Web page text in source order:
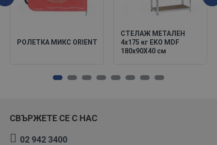
РОЛЕТКА МИКС ORIENT
СТЕЛАЖ МЕТАЛЕН
4х175 кг EKO MDF
180х90X40 см
СВЪРЖЕТЕ СЕ С НАС
02 942 3400